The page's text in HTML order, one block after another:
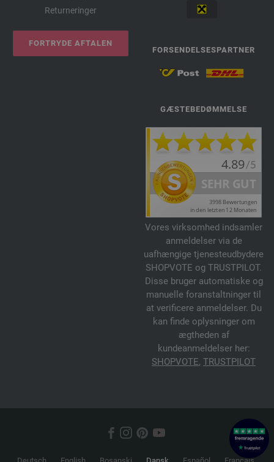
Returneringer
FORTRYDE AFTALEN
FORSENDELSESPARTNER
GÆSTEBEDØMMELSE
Vores virksomhed indsamler
anmeldelser via de
uafhængige tjenesteudbydere
SHOPVOTE og TRUSTPILOT.
Disse bruger automatiske og
manuelle foranstaltninger til
at verificere anmeldelser. Du
kan finde oplysninger om
ægtheden af
kundeanmeldelser her:
SHOPVOTE, TRUSTPILOT